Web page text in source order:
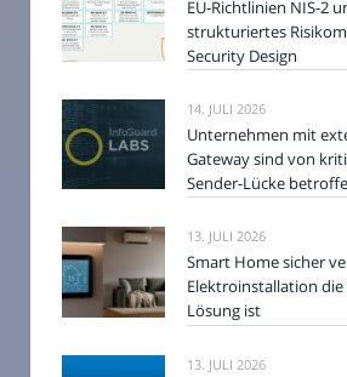
EU-Richtlinien NIS-2
strukturiertes
Security Design
14. JULI 2026
Unternehmen mit
Gateway sind von
Sender-Lücke
13. JULI 2026
Smart Home sicher
Elektroinstallation die
Lösung ist
13. JULI 2026